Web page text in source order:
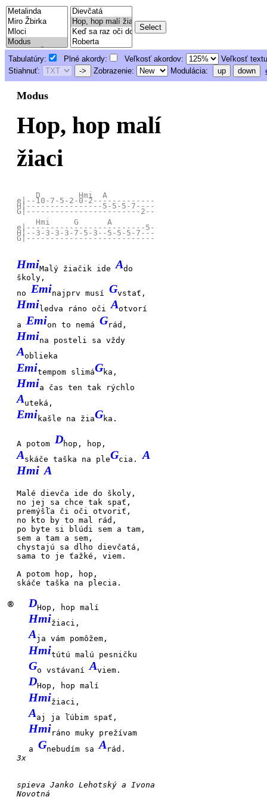
Tabulatúry: Plné akordy: Veľkosť akordov:
Veľkosť
Stiahnuť:
-> Zobrazenie: Modulácia: up down
Modus
Hop, hop malí
žiaci
    D        Hmi  A
e|--10-7-5-2-0-2-------------
H|----------------5-5-5-7----
G|------------------------2--
    Hmi     G      A
e|-------------------------5-
H|--3-3-3-3-7-5-3--5-5-5-7---
HmiMalý žiačik ideAdo
školy,
no Eminajprv musíGvstať,
Hmiledva ráno očiAotvorí
a Emion to nemáGrád,
Hmina posteli sa vždy
Aoblieka
Emitempom slimáGka,
Hmia čas ten tak rýchlo
Auteká,
Emikašle na žiaGka.
A potom Dhop, hop,
Askáče taška na pleGcia.A
Hmi A
Malé dievča ide do školy,
no jej sa chce tak spať,
premýšľa či oči otvoriť,
no
kto by to mal
rád,
po byte si blúdi sem a tam,
sem a tam a sem,
chystajú sa dlho dievčatá,
sama to je ťažké, viem.
A potom
hop, hop,
skáče taška na plecia.
® DHop, hop malí
Hmižiaci,
Aja vám pomôžem,
Hmitútú malú pesničku
Go vstávaníAviem.
DHop, hop malí
Hmižiaci,
Aaj ja ľúbim spať,
Hmiráno muky prežívam
a Gnebudím saA rád.
3x
spieva Janko Lehotský a Ivona
Novotná